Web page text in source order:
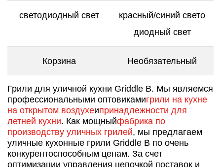
светодиодный свет
красный/синий свето
диодный свет
Корзина Необязательный
Грили для уличной кухни Griddle B. Мы являемся
профессиональными оптовикамигрили на кухне
на открытом воздухеипринадлежности для
летней кухни. Как мощныйфабрика по
производству уличных грилей, мы предлагаем
уличные кухонные грили Griddle B по очень
конкурентоспособным ценам. За счет
оптимизации управления цепочкой поставок и